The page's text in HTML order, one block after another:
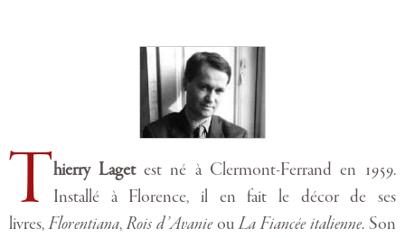
Thierry Lagetest né à Clermont-Ferrand en 1959.
Installé à Florence, il en fait le décor de ses
livres,Florentiana,Rois d’AvanieouLa Fiancée italienne. Son